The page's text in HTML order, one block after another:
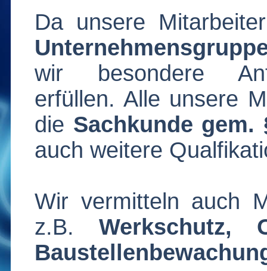
Da unsere
wir besondere
erfüllen. Alle unsere
die Sachkunde gem.
auch weitere
Wir vermitteln auch
z.B.Werkschutz,